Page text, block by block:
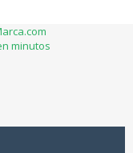
minutos